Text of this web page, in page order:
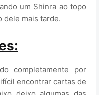
um Shinra ao topo
dele mais tarde.
completamente por
encontrar cartas de